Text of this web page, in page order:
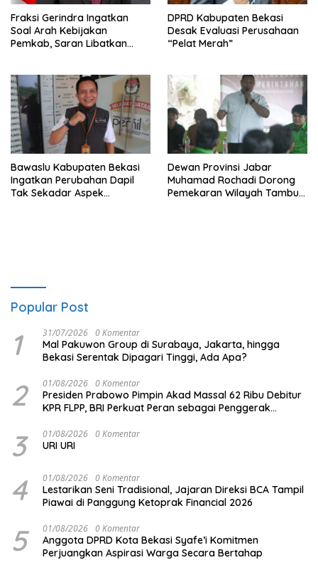
Fraksi Gerindra Ingatkan
Soal Arah Kebijakan
Pemkab, Saran Libatkan
DPRD Kabupaten Bekasi
Desak Evaluasi Perusahaan
“Pelat Merah”
Bawaslu Kabupaten Bekasi
Ingatkan Perubahan Dapil
Tak Sekadar Aspek
Dewan Provinsi Jabar
Muhamad Rochadi Dorong
Pemekaran Wilayah Tambun
Popular Post
1 31/07/2026 0 Komentar
Mal Pakuwon Group di Surabaya, Jakarta, hingga
Bekasi Serentak Dipagari Tinggi, Ada Apa?
2 01/08/2026 0 Komentar
Presiden Prabowo Pimpin Akad Massal 62 Ribu Debitur
KPR FLPP, BRI Perkuat Peran sebagai Penggerak
3 01/08/2026 0 Komentar
URI URI
4 01/08/2026 0 Komentar
Lestarikan Seni Tradisional, Jajaran Direksi BCA Tampil
Piawai di Panggung Ketoprak Financial 2026
5 01/08/2026 0 Komentar
Anggota DPRD Kota Bekasi Syafe’i Komitmen
Perjuangkan Aspirasi Warga Secara Bertahap